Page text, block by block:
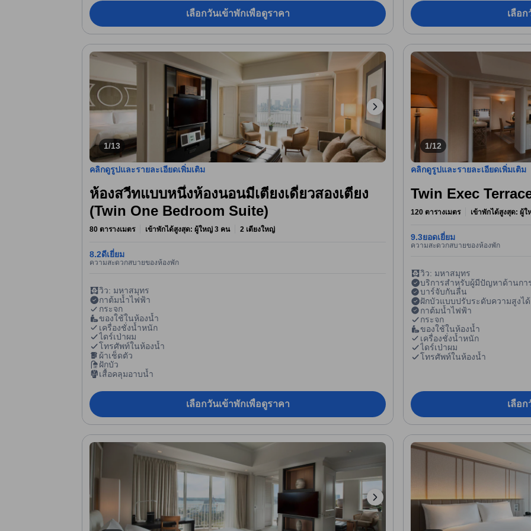
เลือกวันเข้าพักเพื่อดูราคา เลือ
1/13
คลิกดูรูปและรายละเอียดเพิ่มเติม
ห้องสวีทแบบหนึ่งห้องนอนมีเตียงเดี่ยวสองเตียง
(Twin One Bedroom Suite)
80 ตารางเมตร เข้าพักได้สูงสุด: ผู้ใหญ่ 3 คน 2 เตียงใหญ่
8.2ดีเยี่ยม
ความสะดวกสบายของห้องพัก
วิว: มหาสมุทร
กาต้มน้ำไฟฟ้า
กระจก
ของใช้ในห้องน้ำ
เครื่องชั่งน้ำหนัก
ไดร์เป่าผม
โทรศัพท์ในห้องน้ำ
ผ้าเช็ดตัว
ฝักบัว
เสื้อคลุมอาบน้ำ
เลือกวันเข้าพักเพื่อดูราคา
1/12
คลิกดูรูปและรายละเอียดเพิ่มเติม
Twin Exec
120 ตารางเมตร เข้าพักได้สูงสุด: ผู้
9.3ยอดเยี่ยม
ความสะดวกสบายของห้องพัก
วิว: มหาสมุทร
บริการสำหรับผู้มีปัญหาด้านกา
บาร์จับกันลื่น
ฝักบัวแบบปรับระดับความสูงได้
กาต้มน้ำไฟฟ้า
กระจก
ของใช้ในห้องน้ำ
เครื่องชั่งน้ำหนัก
ไดร์เป่าผม
โทรศัพท์ในห้องน้ำ
เลือ